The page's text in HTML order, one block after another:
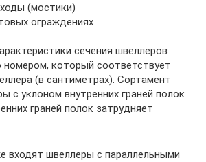
(мостики)
ограждениях
сечения швеллеров
номером, который соответствует
(в сантиметрах). Сортамент
с уклоном внутренних граней полок
граней полок затрудняет
входят швеллеры с параллельными